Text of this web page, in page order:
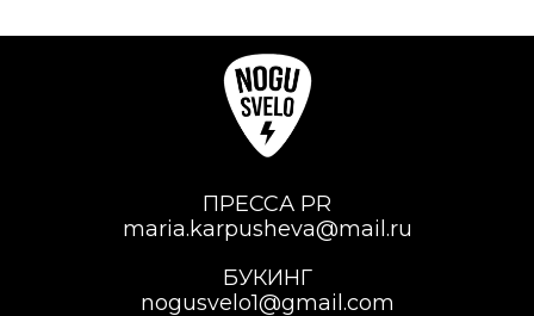
ПРЕССА PR
maria.karpusheva@mail.ru
БУКИНГ
nogusvelo1@gmail.com